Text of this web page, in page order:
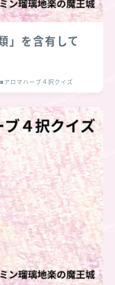
」を含有して
■アロマハーブ４択クイズ